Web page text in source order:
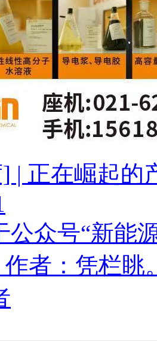
| 正在崛起的
众号“新能
作者：凭栏